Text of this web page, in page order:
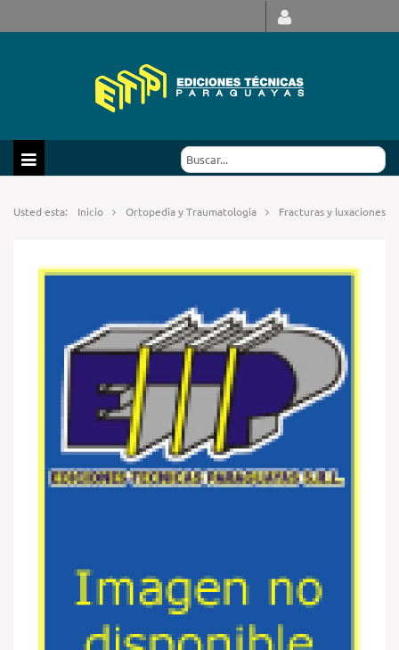
Usted esta: Inicio Ortopedia y Traumatologia Fracturas y luxaciones